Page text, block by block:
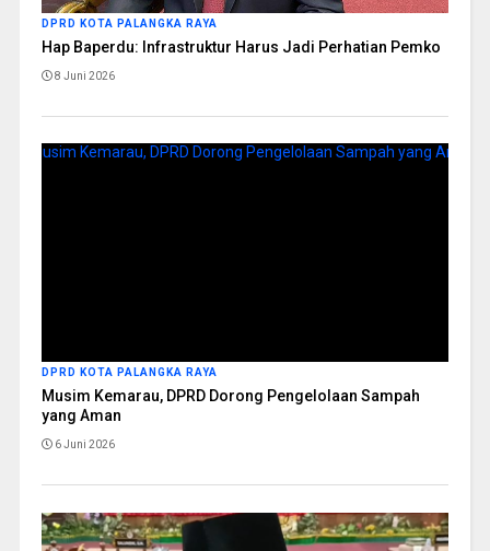
DPRD KOTA PALANGKA RAYA
Hap Baperdu: Infrastruktur Harus Jadi Perhatian Pemko
8 Juni 2026
DPRD KOTA PALANGKA RAYA
Musim Kemarau, DPRD Dorong Pengelolaan Sampah
yang Aman
6 Juni 2026